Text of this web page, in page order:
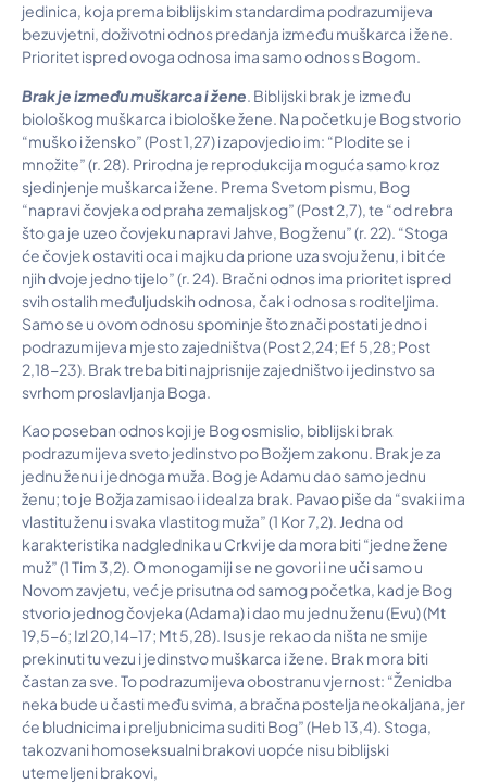
jedinica, koja prema biblijskim standardima podrazumijeva
bezuvjetni, doživotni odnos predanja između muškarca i žene.
Prioritet ispred ovoga odnosa ima samo odnos s Bogom.
Brak je između muškarca i žene. Biblijski brak je između
biološkog muškarca i biološke žene. Na početku je Bog stvorio
“muško i žensko” (Post 1,27) i zapovjedio im: “Plodite se i
množite” (r. 28). Prirodna je reprodukcija moguća samo kroz
sjedinjenje muškarca i žene. Prema Svetom pismu, Bog
“napravi čovjeka od praha zemaljskog” (Post 2,7), te “od rebra
što ga je uzeo čovjeku napravi Jahve, Bog ženu” (r. 22). “Stoga
će čovjek ostaviti oca i majku da prione uza svoju ženu, i bit će
njih dvoje jedno tijelo” (r. 24). Bračni odnos ima prioritet ispred
svih ostalih međuljudskih odnosa, čak i odnosa s roditeljima.
Samo se u ovom odnosu spominje što znači postati jedno i
podrazumijeva mjesto zajedništva (Post 2,24; Ef 5,28; Post
2,18-23). Brak treba biti najprisnije zajedništvo i jedinstvo sa
svrhom proslavljanja Boga.
Kao poseban odnos koji je Bog osmislio, biblijski brak
podrazumijeva sveto jedinstvo po Božjem zakonu. Brak je za
jednu ženu i jednoga muža. Bog je Adamu dao samo jednu
ženu; to je Božja zamisao i ideal za brak. Pavao piše da “svaki ima
vlastitu ženu i svaka vlastitog muža” (1 Kor 7,2). Jedna od
karakteristika nadglednika u Crkvi je da mora biti “jedne žene
muž” (1 Tim 3,2). O monogamiji se ne govori i ne uči samo u
Novom zavjetu, već je prisutna od samog početka, kad je Bog
stvorio jednog čovjeka (Adama) i dao mu jednu ženu (Evu) (Mt
19,5-6; Izl 20,14-17; Mt 5,28). Isus je rekao da ništa ne smije
prekinuti tu vezu i jedinstvo muškarca i žene. Brak mora biti
častan za sve. To podrazumijeva obostranu vjernost: “Ženidba
neka bude u časti među svima, a bračna postelja neokaljana, jer
će bludnicima i preljubnicima suditi Bog” (Heb 13,4). Stoga,
takozvani homoseksualni brakovi uopće nisu biblijski
utemeljeni brakovi,